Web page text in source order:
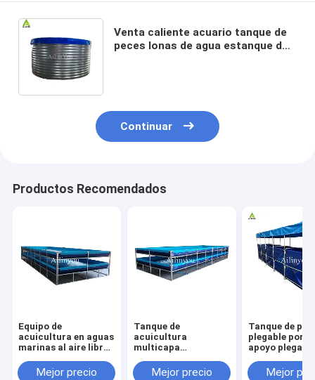
Venta caliente acuario tanque de
peces lonas de agua estanque de
Continuar
Productos Recomendados
Equipo de
acuicultura en aguas
marinas al aire libre
peces y camarones
Mejor precio
Tanque de
acuicultura
multicapa
cultivo de peces y
Mejor precio
Tanque de
plegable
apoyo
agricultura
Mejor